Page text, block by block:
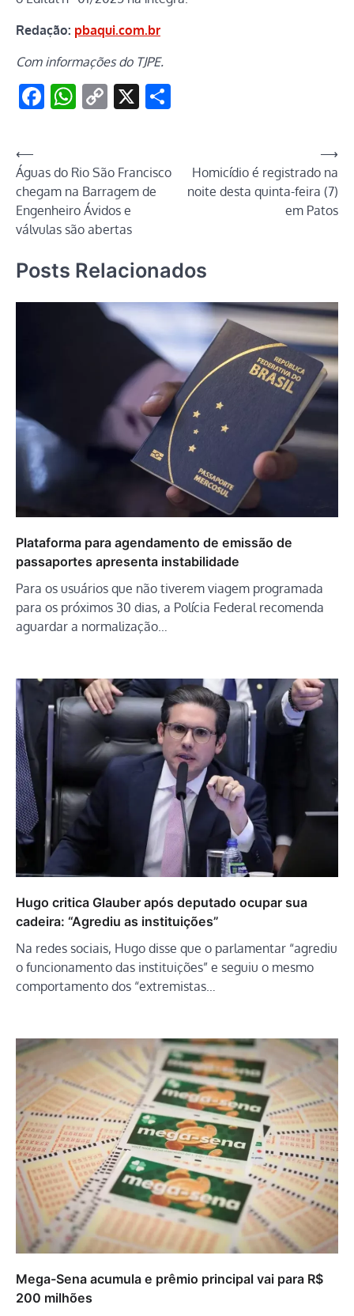
Redação: pbaqui.com.br
Com informações do TJPE.
Facebook
WhatsApp
Copy
X
Navegação
de
Post
⟵
Águas do Rio São Francisco
chegam na Barragem de
Engenheiro Ávidos e
válvulas são abertas
Homicídio é registrado na
noite desta quinta-feira (7)
em Patos
⟶
Posts Relacionados
Plataforma para agendamento de emissão de
passaportes apresenta instabilidade
Para os usuários que não tiverem viagem programada
para os próximos 30 dias, a Polícia Federal recomenda
aguardar a normalização…
Hugo critica Glauber após deputado ocupar sua
cadeira: “Agrediu as instituições”
Na redes sociais, Hugo disse que o parlamentar “agrediu
o funcionamento das instituições” e seguiu o mesmo
comportamento dos “extremistas…
Mega-Sena acumula e prêmio principal vai para R$
200 milhões